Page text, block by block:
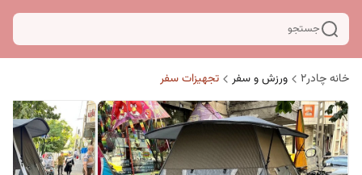
جستجو
خانه چادر۲ ورزش و سفر تجهیزات سفر